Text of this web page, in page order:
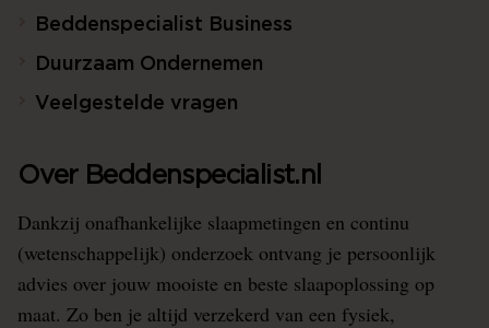
Beddenspecialist Business
Duurzaam Ondernemen
Veelgestelde vragen
Over Beddenspecialist.nl
Dankzij onafhankelijke slaapmetingen en continu
(wetenschappelijk) onderzoek ontvang je persoonlijk
advies over jouw mooiste en beste slaapoplossing op
maat. Zo ben je altijd verzekerd van een fysiek,